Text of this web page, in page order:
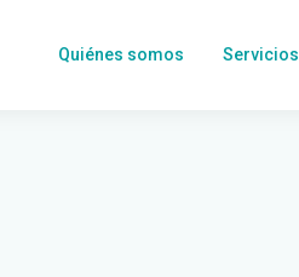
Quiénes somos Servicios